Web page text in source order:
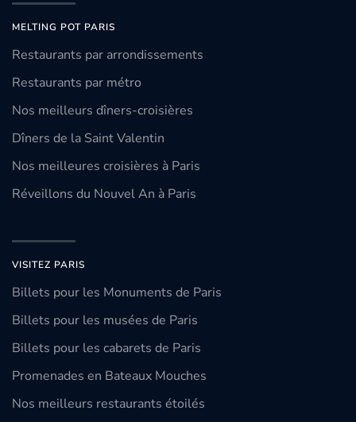
MELTING POT PARIS
Restaurants par arrondissements
Restaurants par métro
Nos meilleurs dîners-croisières
Dîners de la Saint Valentin
Nos meilleures croisières à Paris
Réveillons du Nouvel An à Paris
VISITEZ PARIS
Billets pour les Monuments de Paris
Billets pour les musées de Paris
Billets pour les cabarets de Paris
Promenades en Bateaux Mouches
Nos meilleurs restaurants étoilés